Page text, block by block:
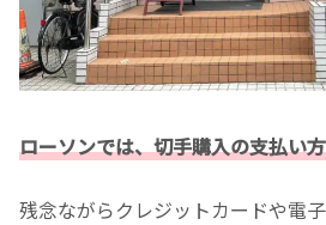
ローソンでは、切手購入の支払い
残念ながらクレジットカードや電